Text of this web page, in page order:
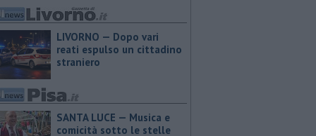
LIVORNO — Dopo vari
reati espulso un cittadino
straniero
SANTA LUCE — Musica e
comicità sotto le stelle